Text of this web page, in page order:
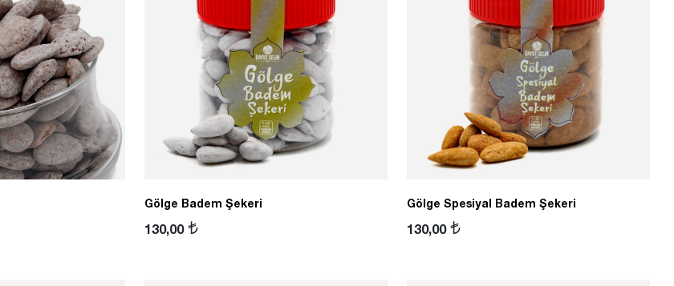
Gölge Badem Şekeri
130,00
Gölge Spesiyal Badem Şekeri
130,00